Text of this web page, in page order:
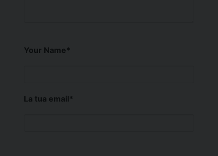
Your Name*
La tua email*